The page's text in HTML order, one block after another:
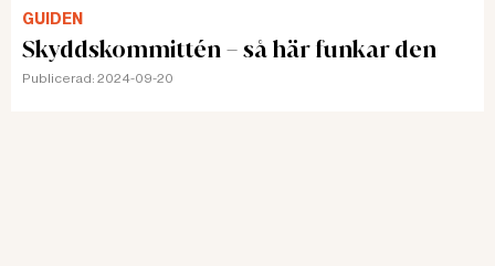
GUIDEN
Skyddskommittén – så här funkar den
Publicerad: 2024-09-20